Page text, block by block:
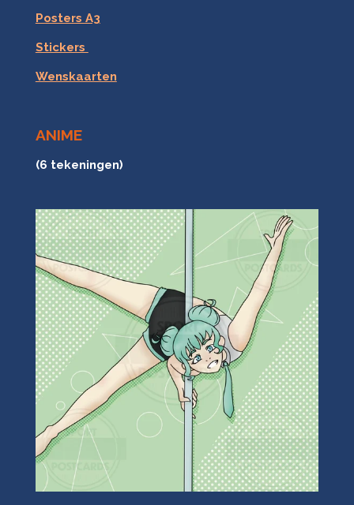
Posters A3
Stickers
Wenskaarten
ANIME
(6 tekeningen)